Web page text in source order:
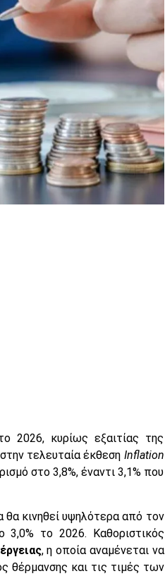
2026, κυρίως εξαιτίας της
τελευταία έκθεση Inflation
στο 3,8%, έναντι 3,1% που
κινηθεί υψηλότερα από τον
το 2026. Καθοριστικός
, η οποία αναμένεται να
θέρμανσης και τις τιμές των